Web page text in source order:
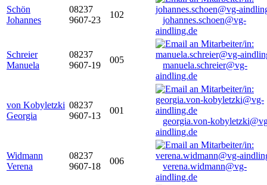
Schön
Johannes
08237
9607-23
102
johannes.schoen@vg-
aindling.de
Schreier
Manuela
08237
9607-19
005
manuela.schreier@vg-
aindling.de
von Kobyletzki
Georgia
08237
9607-13
001
georgia.von-
aindling.de
Widmann
Verena
08237
9607-18
006
verena.widmann@vg-
aindling.de